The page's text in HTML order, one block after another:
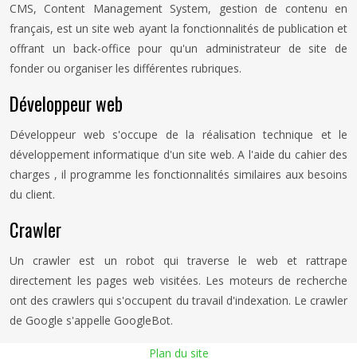
CMS, Content Management System, gestion de contenu en
français, est un site web ayant la fonctionnalités de publication et
offrant un back-office pour qu'un administrateur de site de
fonder ou organiser les différentes rubriques.
Développeur web
Développeur web s'occupe de la réalisation technique et le
développement informatique d'un site web. A l'aide du cahier des
charges , il programme les fonctionnalités similaires aux besoins
du client.
Crawler
Un crawler est un robot qui traverse le web et rattrape
directement les pages web visitées. Les moteurs de recherche
ont des crawlers qui s'occupent du travail d'indexation. Le crawler
de Google s'appelle GoogleBot.
Plan du site